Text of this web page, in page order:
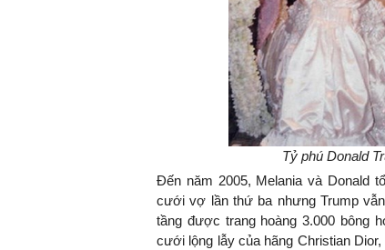
Tỷ phú Donald
Đến năm 2005, Melania và Donald
cưới vợ lần thứ ba nhưng Trump
tầng được trang hoàng 3.000 bông
cưới lộng lẫy của hãng Christian